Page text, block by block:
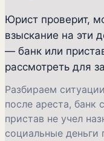
Юрист проверит,
взыскание на эти
— банк или
рассмотреть для
Разбираем
после ареста, банк
пристав не учел
социальные деньги